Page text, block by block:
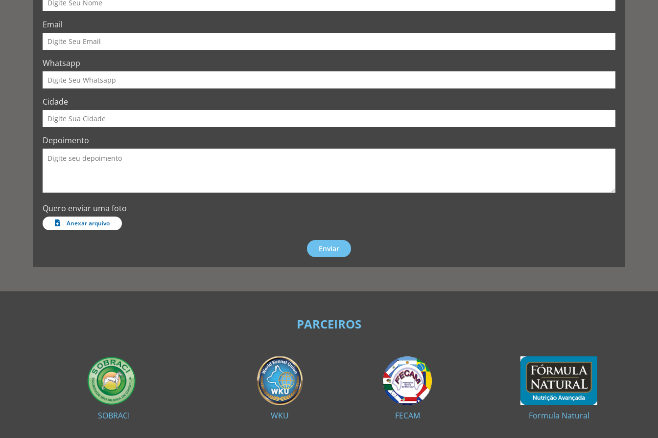
Email
Whatsapp
Cidade
Depoimento
Quero enviar uma foto
Anexar arquivo
Enviar
PARCEIROS
SOBRACI WKU FECAM Formula Natural